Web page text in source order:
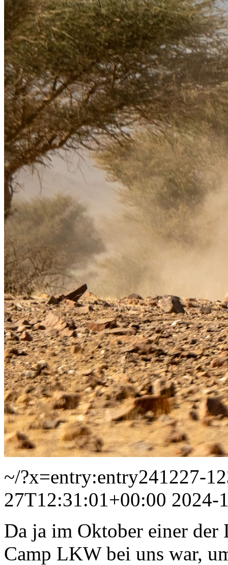
~/?x=entry:entry241227-
27T12:31:01+00:00 2024-
Da ja im Oktober einer der
Camp LKW bei uns war,